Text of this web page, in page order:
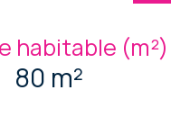
habitable (m²)
80 m²